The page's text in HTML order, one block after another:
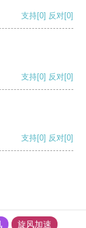
支持[0] 反对[0]
支持[0] 反对[0]
支持[0] 反对[0]
旋风加速